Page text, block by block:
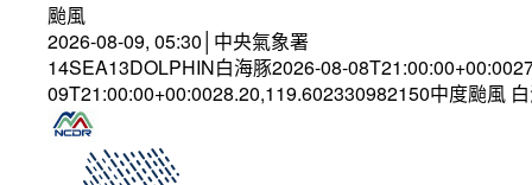
颱風
2026-08-09, 05:30│中央氣象署
14SEA13DOLPHIN白海豚2026-08-
09T21:00:00+00:0028.20,119.602330982150中度颱風